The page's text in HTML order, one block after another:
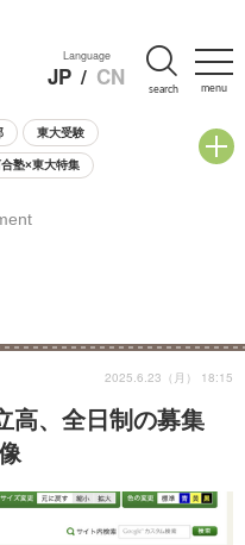
menu
Language
JP / CN search
東大受験
塾×東大特集
相談会
高、全日制の募集
2025.6.23（月） 18:15